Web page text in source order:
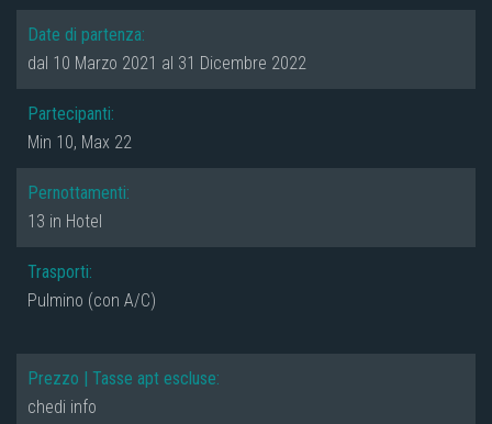
Date di partenza:
dal 10 Marzo 2021 al 31 Dicembre 2022
Partecipanti:
Min 10, Max 22
Pernottamenti:
13 in Hotel
Trasporti:
Pulmino (con A/C)
Prezzo | Tasse apt escluse:
chedi info